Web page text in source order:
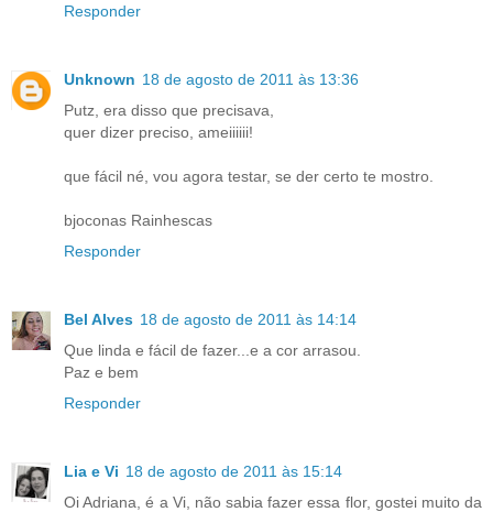
Responder
Unknown 18 de agosto de 2011 às 13:36
Putz, era disso que precisava,
quer dizer preciso, ameiiiiii!
que fácil né, vou agora testar, se der certo te mostro.
bjoconas Rainhescas
Responder
Bel Alves 18 de agosto de 2011 às 14:14
Que linda e fácil de fazer...e a cor arrasou.
Paz e bem
Responder
Lia e Vi 18 de agosto de 2011 às 15:14
Oi Adriana, é a Vi, não sabia fazer essa flor, gostei muito da